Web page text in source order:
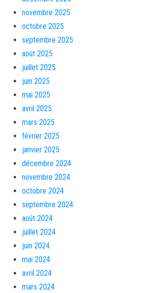
novembre 2025
octobre 2025
septembre 2025
août 2025
juillet 2025
juin 2025
mai 2025
avril 2025
mars 2025
février 2025
janvier 2025
décembre 2024
novembre 2024
octobre 2024
septembre 2024
août 2024
juillet 2024
juin 2024
mai 2024
avril 2024
mars 2024